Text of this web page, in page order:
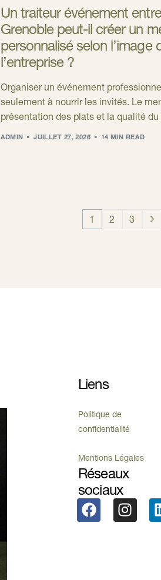
Un traiteur événement
Grenoble peut-il créer un
personnalisé selon l’image
l’entreprise ?
Organiser un événement
seulement à nourrir les invités. Le
présentation des plats et la qualité
ADMIN JUILLET 27, 2026 14 MIN READ
1 2 3
Liens
Politique de
confidentialité
Mentions Légales
Réseaux
sociaux